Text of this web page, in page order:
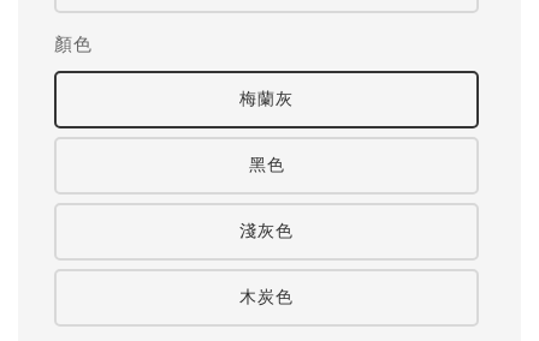
顏色
梅蘭灰
黑色
淺灰色
木炭色